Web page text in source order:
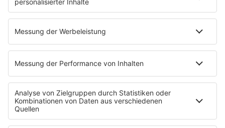
Konzertkalender
Festivals
Wacken Open Air
SHOP
RADIO BOB!